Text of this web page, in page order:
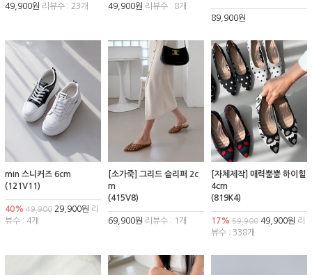
49,900원 리뷰수 : 23개 49,900원 리뷰수 : 8개
89,900원
min 스니커즈 6cm
(121V11)
40% 49,900 29,900원 리
뷰수 : 4개
[소가죽] 그리드 슬리퍼 2c
m
(415V8)
69,900원 리뷰수 : 1개
[자체제작] 매력뿜뿜 하이힐
4cm
(819K4)
17% 59,90049,900원 리
뷰수 : 338개